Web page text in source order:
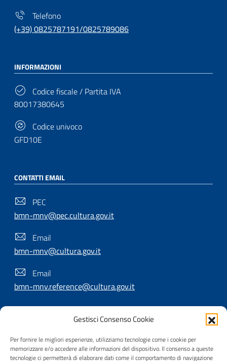
Gestisci Consenso Cookie
Per fornire le migliori esperienze, utilizziamo tecnologie come i cookie per
memorizzare e/o accedere alle informazioni del dispositivo. Il consenso a queste
tecnologie ci permetterà di elaborare dati come il comportamento di navigazione
Telefono
(+39) 0825787191/0825789086
INFORMAZIONI
Codice fiscale / Partita IVA
80017380645
Codice univoco
GFD10E
CONTATTI EMAIL
PEC
bmn-mnv@pec.cultura.gov.it
Email
bmn-mnv@cultura.gov.it
Email
bmn-mnv.reference@cultura.gov.it